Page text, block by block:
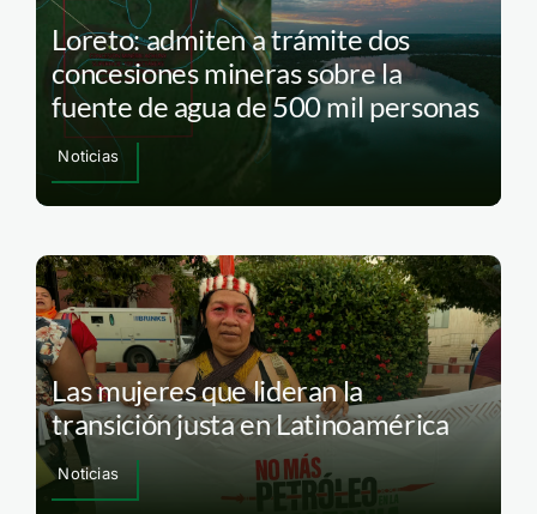
Loreto: admiten a trámite dos
concesiones mineras sobre la
fuente de agua de 500 mil personas
Noticias
Las mujeres que lideran la
transición justa en Latinoamérica
Noticias